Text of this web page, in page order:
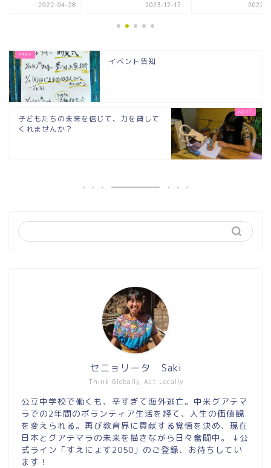
2023-12-17 2022-05-28 2022-
イベント告知
子どもたちの未来を信じて、力を貸して
くれませんか？
Think Globally, Act Locally
セニョリータ Saki
公立中学校で働くも、辛すぎて海外逃亡。中米グアテマ
ラでの2年間のボランティア生活を経て、人生の価値観
を変えられる。再び教育界に貢献する覚悟を決め、現在
日本とグアテマラの未来を描きながら日々奮闘中。 ↓公
式ライン「すえにょす2050」のご登録、お待ちしてい
ます！